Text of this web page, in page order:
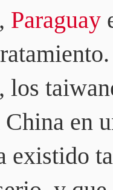
Paraguay
en
existido